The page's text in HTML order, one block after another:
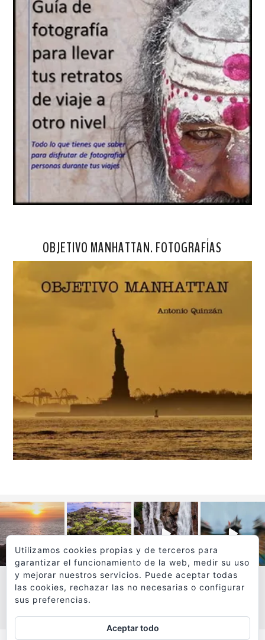
OBJETIVO MANHATTAN. FOTOGRAFÍAS
VER MÁS
Utilizamos cookies propias y de terceros para
garantizar el funcionamiento de la web, medir su uso
y mejorar nuestros servicios. Puede aceptar todas
las cookies, rechazar las no necesarias o configurar
sus preferencias.
Aceptar todo